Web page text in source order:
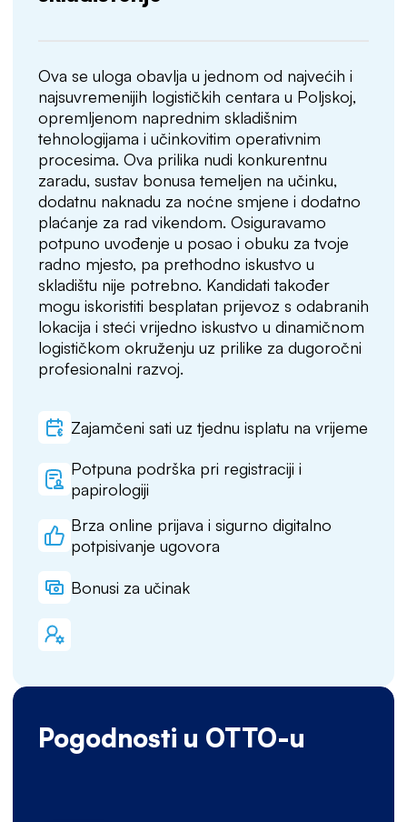
Ova se uloga obavlja u jednom od najvećih i
najsuvremenijih logističkih centara u Poljskoj,
opremljenom naprednim skladišnim
tehnologijama i učinkovitim operativnim
procesima. Ova prilika nudi konkurentnu
zaradu, sustav bonusa temeljen na učinku,
dodatnu naknadu za noćne smjene i dodatno
plaćanje za rad vikendom. Osiguravamo
potpuno uvođenje u posao i obuku za tvoje
radno mjesto, pa prethodno iskustvo u
skladištu nije potrebno. Kandidati također
mogu iskoristiti besplatan prijevoz s odabranih
lokacija i steći vrijedno iskustvo u dinamičnom
logističkom okruženju uz prilike za dugoročni
profesionalni razvoj.
Zajamčeni sati uz tjednu isplatu na vrijeme
Potpuna podrška pri registraciji i
papirologiji
Brza online prijava i sigurno digitalno
potpisivanje ugovora
Bonusi za učinak
Pogodnosti u OTTO-u